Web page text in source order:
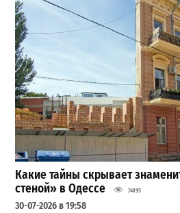
Какие тайны скрывает
стеной» в Одессе
34195
30-07-2026 в 19:58